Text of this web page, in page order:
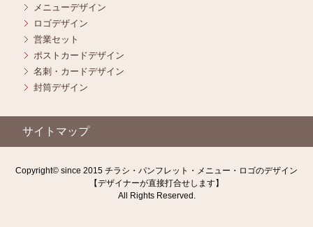
メニューデザイン
ロゴデザイン
営業セット
ポストカードデザイン
名刺・カードデザイン
封筒デザイン
サイトマップ
Copyright© since 2015 チラシ・パンフレット・メニュー・ロゴのデザイン
【デザイナーが直接打合せします】
All Rights Reserved.